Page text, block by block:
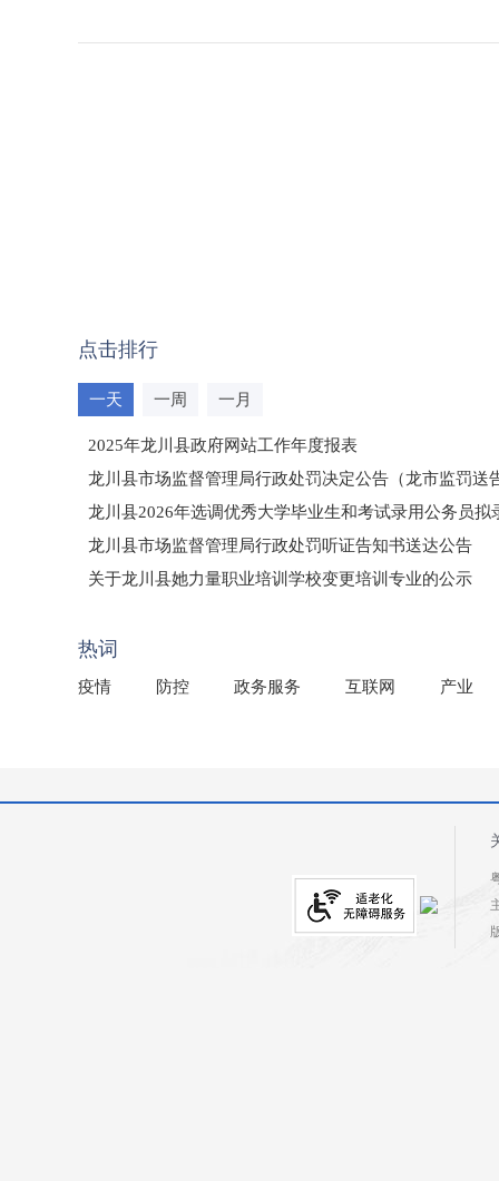
点击排行
一天 一周 一月
2025年龙川县政府网站工作年度报表
龙川县市场监督管理局行政处罚决定公告（龙市监罚送
龙川县2026年选调优秀大学毕业生和考试录用公务员拟
龙川县市场监督管理局行政处罚听证告知书送达公告
（龙市监罚送告〔2026〕71号）
关于龙川县她力量职业培训学校变更培训专业的公示
热词
疫情 防控 政务服务 互联网 产业